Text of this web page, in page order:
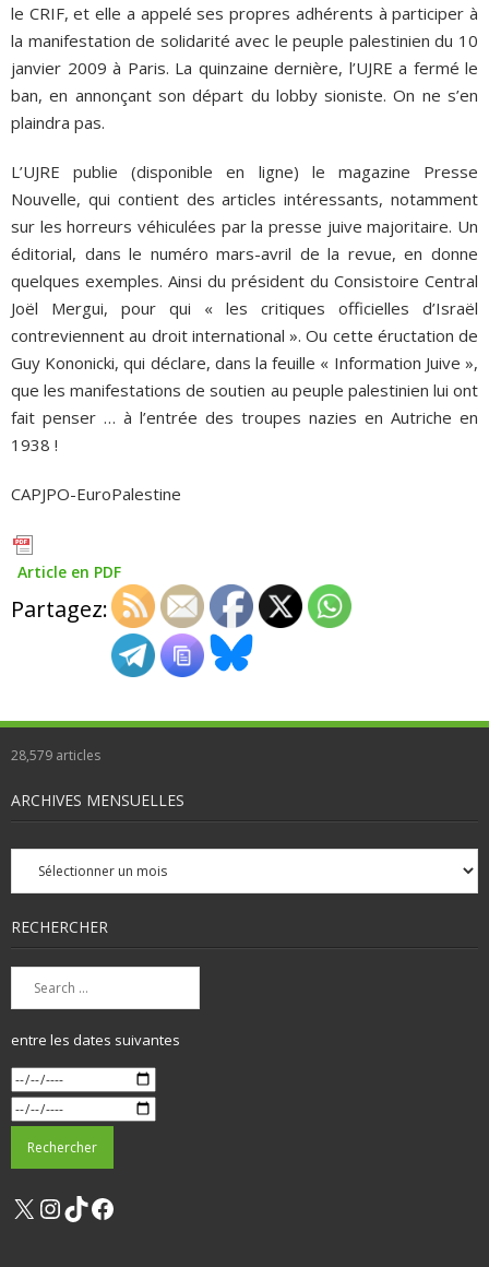
le CRIF, et elle a appelé ses propres adhérents à participer à
la manifestation de solidarité avec le peuple palestinien du 10
janvier 2009 à Paris. La quinzaine dernière, l’UJRE a fermé le
ban, en annonçant son départ du lobby sioniste. On ne s’en
plaindra pas.
L’UJRE publie (disponible en ligne) le magazine Presse
Nouvelle, qui contient des articles intéressants, notamment
sur les horreurs véhiculées par la presse juive majoritaire. Un
éditorial, dans le numéro mars-avril de la revue, en donne
quelques exemples. Ainsi du président du Consistoire Central
Joël Mergui, pour qui « les critiques officielles d’Israël
contreviennent au droit international ». Ou cette éructation de
Guy Kononicki, qui déclare, dans la feuille « Information Juive »,
que les manifestations de soutien au peuple palestinien lui ont
fait penser … à l’entrée des troupes nazies en Autriche en
1938 !
CAPJPO-EuroPalestine
Article en PDF
Partagez:
28,579 articles
ARCHIVES MENSUELLES
Archives
mensuelles
RECHERCHER
entre les dates suivantes
X Instagram
TikTok